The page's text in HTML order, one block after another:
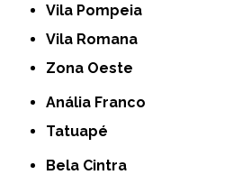
Vila Pompeia
Vila Romana
Zona Oeste
Anália Franco
Tatuapé
Bela Cintra